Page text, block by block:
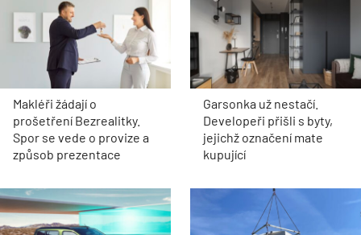
Makléři žádají o
prošetření Bezrealitky.
Spor se vede o provize a
způsob prezentace
Garsonka už nestačí.
Developeři přišli s byty,
jejichž označení mate
kupující